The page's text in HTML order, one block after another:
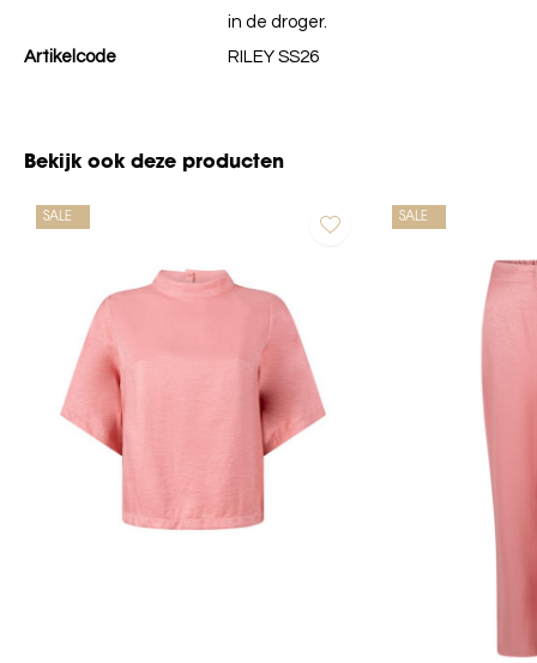
in de droger.
Artikelcode
RILEY SS26
Bekijk ook deze producten
SALE SALE